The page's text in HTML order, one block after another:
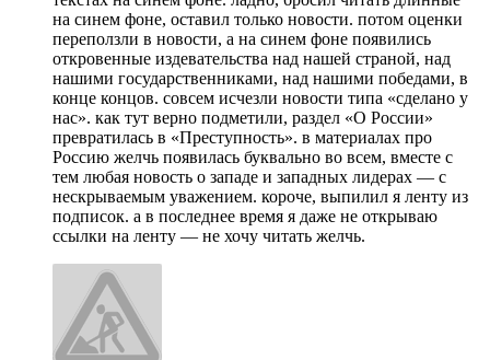
на синем фоне, оставил только новости. потом оценки
переползли в новости, а на синем фоне появились
откровенные издевательства над нашей страной, над
нашими государственниками, над нашими победами, в
конце концов. совсем исчезли новости типа «сделано у
нас». как тут верно подметили, раздел «О России»
превратилась в «Преступность». в материалах про
Россию желчь появилась буквально во всем, вместе с
тем любая новость о западе и западных лидерах — с
нескрываемым уважением. короче, выпилил я ленту из
подписок. а в последнее время я даже не открываю
ссылки на ленту — не хочу читать желчь.